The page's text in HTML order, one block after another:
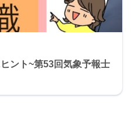
ント~第53回気象予報士